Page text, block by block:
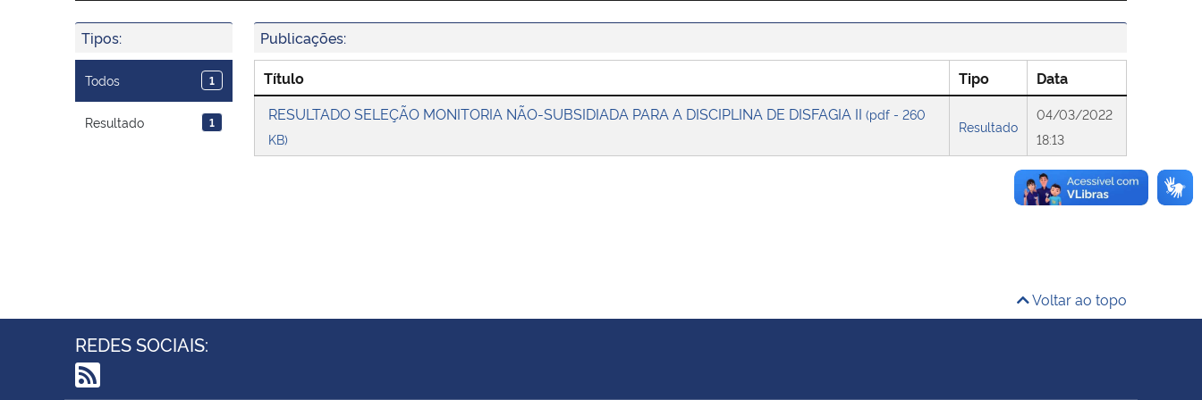
Tipos:
Todos 1
Resultado 1
Publicações:
Título Tipo
Data
RESULTADO SELEÇÃO MONITORIA NÃO-SUBSIDIADA PARA A DISCIPLINA DE DISFAGIA II (pdf - 260
KB)
Resultado
04/03/2022
18:13
Voltar ao topo
REDES SOCIAIS: